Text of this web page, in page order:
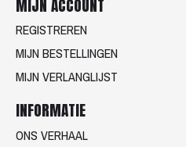
MIJN ACCOUNT
REGISTREREN
MIJN BESTELLINGEN
MIJN VERLANGLIJST
INFORMATIE
ONS VERHAAL